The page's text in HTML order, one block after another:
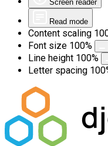
Screen reader
Read mode
Content scaling
Font size 100%
Line height 100%
Letter spacing 100